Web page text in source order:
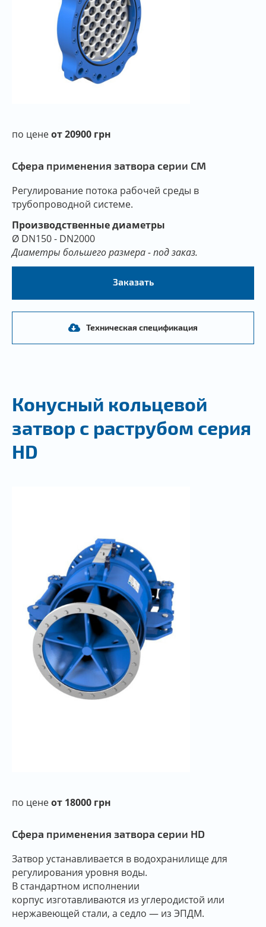
по ценеот 20900 грн
Сфера применения затвора серии CM
Регулирование потока рабочей среды в
трубопроводной системе.
Производственные диаметры
Ø DN150 - DN2000
Диаметры большего размера - под заказ.
Заказать
Техническая спецификация
Конусный кольцевой
затвор с раструбом серия
HD
по ценеот 18000 грн
Сфера применения затвора серии HD
Затвор устанавливается в водохранилище для
регулирования уровня воды.
В стандартном исполнении
корпус изготавливаются из углеродистой или
нержавеющей стали, а седло — из ЭПДМ.